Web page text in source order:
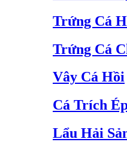
Trứng Cá
Trứng Cá
Vây Cá Hồi
Cá Trích
Lẩu Hải